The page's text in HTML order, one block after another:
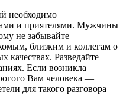
необходимо
и приятелями. Мужчины
не забывайте
близким и коллегам о
качествах. Разведайте
Если возникла
Вам человека —
для такого разговора